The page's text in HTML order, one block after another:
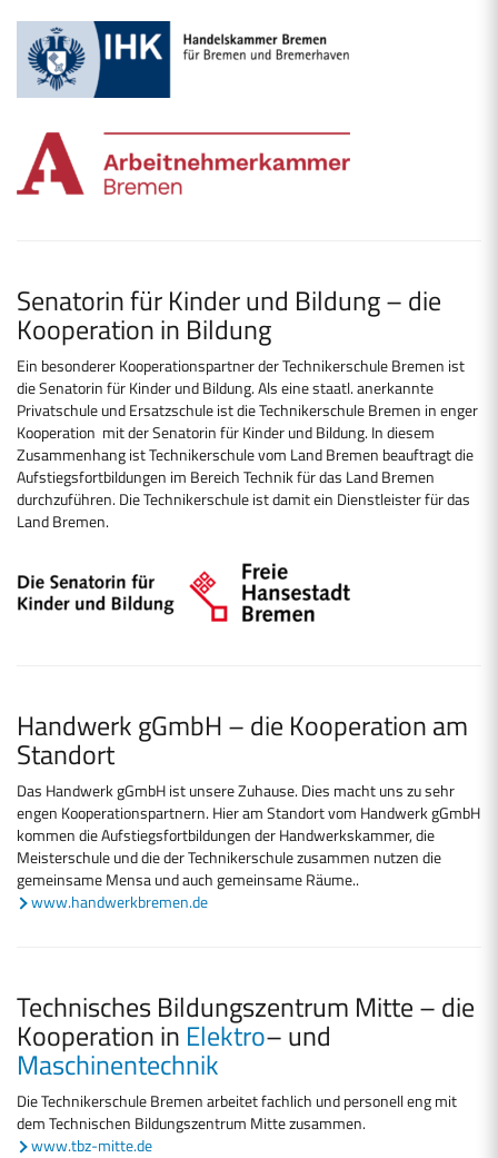
Senatorin für Kinder und Bildung – die
Kooperation in Bildung
Ein besonderer Kooperationspartner der Technikerschule Bremen ist
die Senatorin für Kinder und Bildung. Als eine staatl. anerkannte
Privatschule und Ersatzschule ist die Technikerschule Bremen in enger
Kooperation mit der Senatorin für Kinder und Bildung. In diesem
Zusammenhang ist Technikerschule vom Land Bremen beauftragt die
Aufstiegsfortbildungen im Bereich Technik für das Land Bremen
durchzuführen. Die Technikerschule ist damit ein Dienstleister für das
Land Bremen.
Handwerk gGmbH – die Kooperation am
Standort
Das Handwerk gGmbH ist unsere Zuhause. Dies macht uns zu sehr
engen Kooperationspartnern. Hier am Standort vom Handwerk gGmbH
kommen die Aufstiegsfortbildungen der Handwerkskammer, die
Meisterschule und die der Technikerschule zusammen nutzen die
gemeinsame Mensa und auch gemeinsame Räume..
www.handwerkbremen.de
Technisches Bildungszentrum Mitte – die
Kooperation in Elektro– und
Maschinentechnik
Die Technikerschule Bremen arbeitet fachlich und personell eng mit
dem Technischen Bildungszentrum Mitte zusammen.
www.tbz-mitte.de